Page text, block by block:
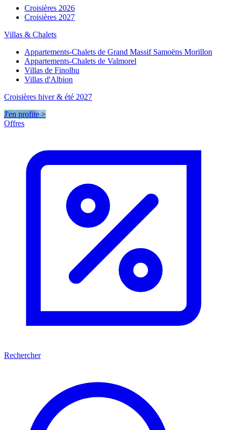
Croisières 2026
Croisières 2027
Villas & Chalets
Appartements-Chalets de Grand Massif Samoëns Morillon
Appartements-Chalets de Valmorel
Villas de Finolhu
Villas d'Albion
Croisières hiver & été 2027
J'en profite >
Offres
Rechercher